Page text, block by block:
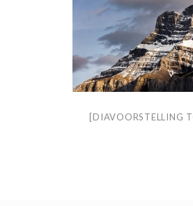
[DIAVOORSTELLING